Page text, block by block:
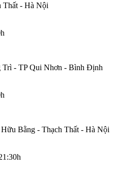
Thất - Hà Nội
Trì - TP Qui Nhơn - Bình Định
Bằng - Thạch Thất - Hà Nội